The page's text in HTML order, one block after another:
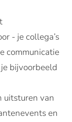
- je collega’s
communicatie
bijvoorbeeld
uitsturen van
en